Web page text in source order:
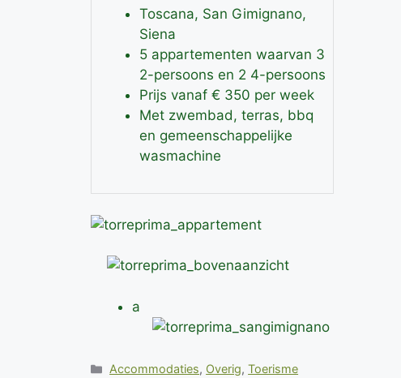
Toscana, San Gimignano,
Siena
5 appartementen waarvan 3
2-persoons en 2 4-persoons
Prijs vanaf € 350 per week
Met zwembad, terras, bbq
en gemeenschappelijke
wasmachine
a
Categorieën
Accommodaties, Overig,Toerisme